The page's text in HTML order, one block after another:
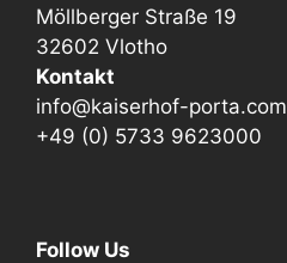
Möllberger Straße 19
32602 Vlotho
Kontakt
info@kaiserhof-porta.com
+49 (0) 5733 9623000
Follow Us